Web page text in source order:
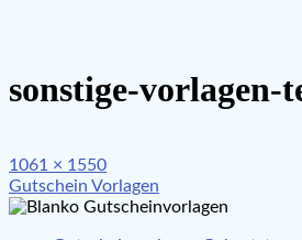
sonstige-vorlagen-
Full
size
1061 × 1550
Beitragsnavigation
Gutschein Vorlagen